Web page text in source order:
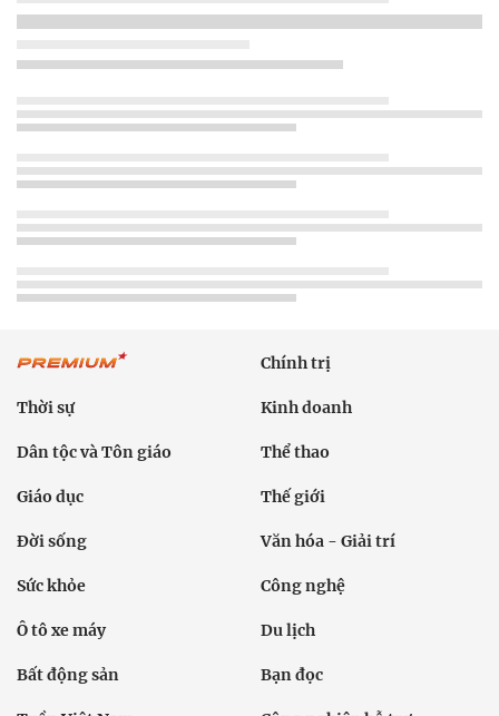
Chính trị
Thời sự Kinh doanh
Dân tộc và Tôn giáo Thể thao
Giáo dục Thế giới
Đời sống Văn hóa - Giải trí
Sức khỏe Công nghệ
Ô tô xe máy Du lịch
Bất động sản Bạn đọc